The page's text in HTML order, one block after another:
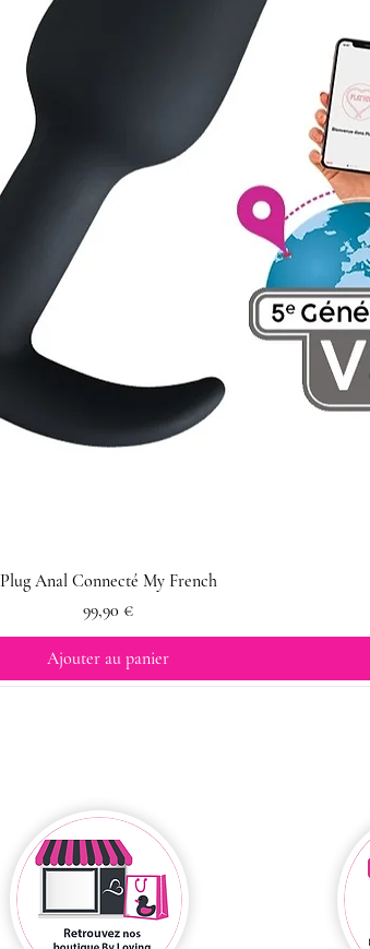
Plug Anal Connecté My French
Prix
99,90 €
Ajouter au panier